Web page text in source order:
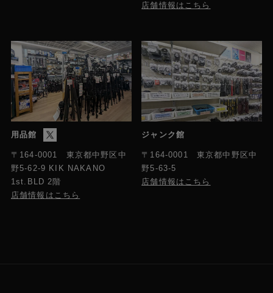
店舗情報はこちら
用品館
〒164-0001 東京都中野区中
野5-62-9 KIK NAKANO
1st.BLD 2階
店舗情報はこちら
ジャンク館
〒164-0001 東京都中野区中
野5-63-5
店舗情報はこちら